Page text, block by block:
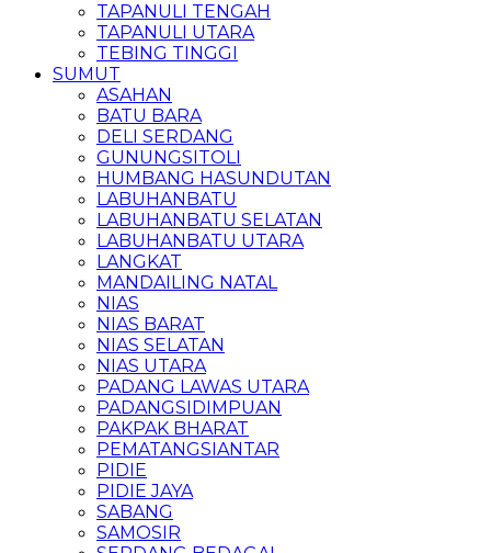
TAPANULI TENGAH
TAPANULI UTARA
TEBING TINGGI
SUMUT
ASAHAN
BATU BARA
DELI SERDANG
GUNUNGSITOLI
HUMBANG HASUNDUTAN
LABUHANBATU
LABUHANBATU SELATAN
LABUHANBATU UTARA
LANGKAT
MANDAILING NATAL
NIAS
NIAS BARAT
NIAS SELATAN
NIAS UTARA
PADANG LAWAS UTARA
PADANGSIDIMPUAN
PAKPAK BHARAT
PEMATANGSIANTAR
PIDIE
PIDIE JAYA
SABANG
SAMOSIR